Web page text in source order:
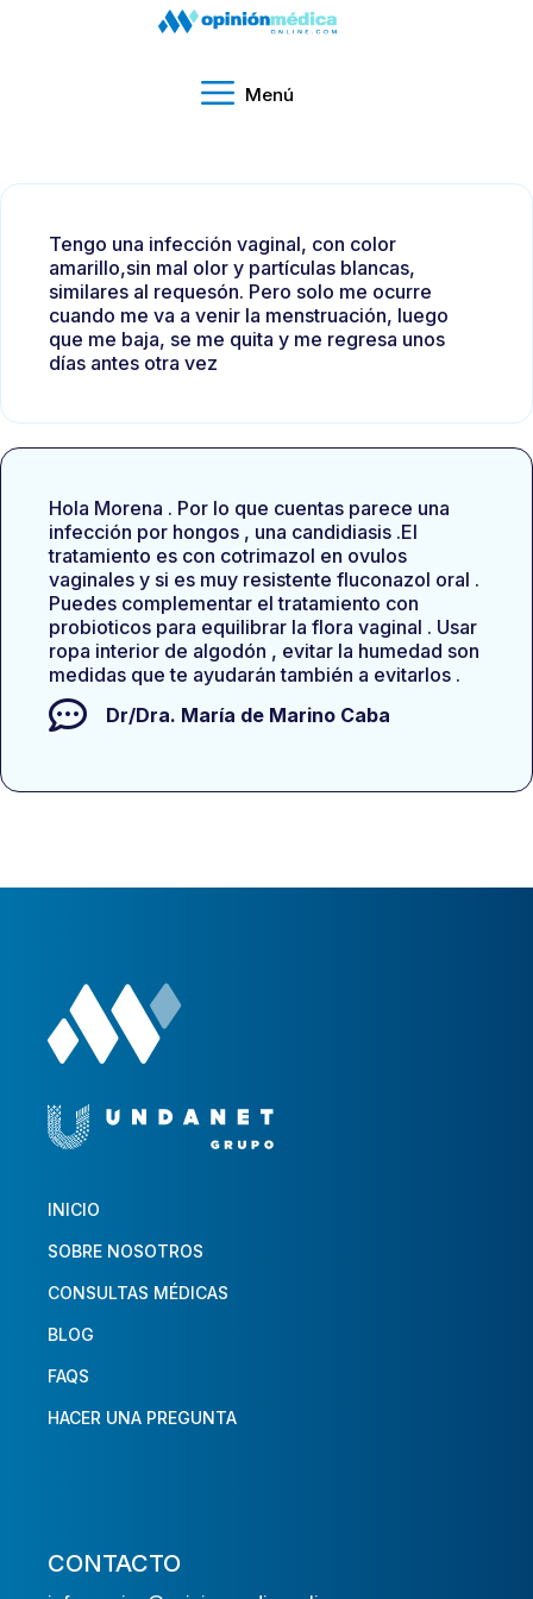
Menú
Tengo una infección vaginal, con color
amarillo,sin mal olor y partículas blancas,
similares al requesón. Pero solo me ocurre
cuando me va a venir la menstruación, luego
que me baja, se me quita y me regresa unos
días antes otra vez
Hola Morena . Por lo que cuentas parece una
infección por hongos , una candidiasis .El
tratamiento es con cotrimazol en ovulos
vaginales y si es muy resistente fluconazol oral .
Puedes complementar el tratamiento con
probioticos para equilibrar la flora vaginal . Usar
ropa interior de algodón , evitar la humedad son
medidas que te ayudarán también a evitarlos .
Dr/Dra. María de Marino Caba
INICIO
SOBRE NOSOTROS
CONSULTAS MÉDICAS
BLOG
FAQS
HACER UNA PREGUNTA
CONTACTO